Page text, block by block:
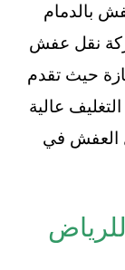
بالدمام
نقل عفش
حيث تقدم
عالية
العفش في